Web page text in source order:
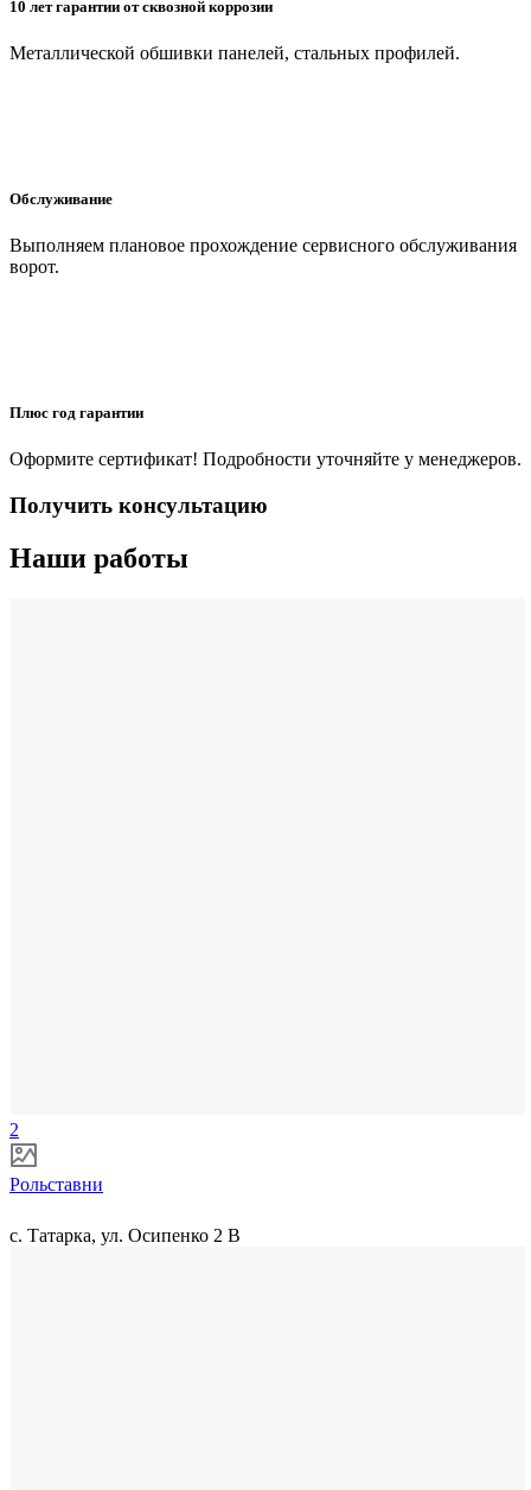
10 лет гарантии от сквозной коррозии
Металлической обшивки панелей, стальных профилей.
Обслуживание
Выполняем плановое прохождение сервисного обслуживания
ворот.
Плюс год гарантии
Оформите сертификат! Подробности уточняйте у менеджеров.
Получить консультацию
Наши работы
2
Рольставни
с. Татарка, ул. Осипенко 2 В